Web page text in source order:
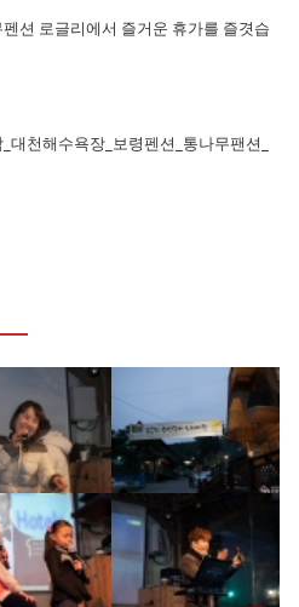
션 로글리에서 즐거운 휴가를 즐겻습
대천해수욕장_보령펜션_통나무팬션_